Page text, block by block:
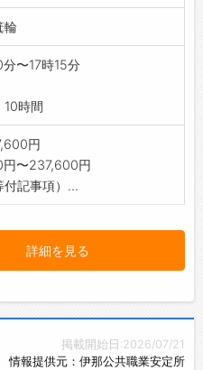
メインにお願いいたします。
など工具を使用します。
し
輪
〜17時15分
10時間
円
〜237,600円
付記事項）...
詳細を見る
掲載開始日:2026/07/21
情報提供元：伊那公共職業安定所